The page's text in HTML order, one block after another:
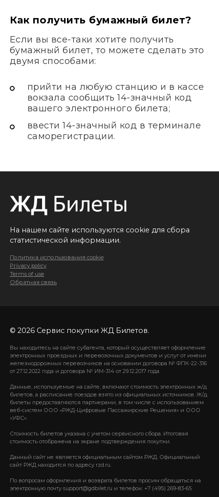
Как получить бумажный билет?
Если вы все-таки хотите получить
бумажный билет, то можете сделать это
двумя способами:
прийти на любую станцию и в кассе
вокзала сообщить 14-значный код
вашего электронного билета;
ввести 14-значный код в терминале
саморегистрации.
На нашем сайте используются cookie для сбора
статистической информации.
Политика использования cookie
Privacy policy
Terms of use
Обратная связь
© 2026 Сервис покупки ЖД Билетов.
Вы находитесь на сайте субагента, который осуществляет оформление
электронных проездных и перевозочных документов и услуг от имени
железнодорожных перевозчиков на основании договора № ФПК-22-316
от 27.12.2022 года и договора № ИМ-314 от 29.12.2017 года.
Данные, используемые на сайте, включают стоимость электронных ж/д
билетов, а расписание поездов взято из официальных источников. Ж/д
билеты предоставляются партнерами, в том числе с использованием
веб-систем ООО «РЖД-Цифровые Пассажирские Решения» и ООО
«УФС».
Стоимость билетов указана с учетом сервисного сбора. Итоговая
стоимость отображена на экране подтверждения покупки.
Данный сайт не является официальным сайтом РЖД. Официальный
сайт РЖД находится по адресу rzd.ru.
По вопросам оформления и возврата билетов просим обращаться на
электронную почту support@gdbilet.ru и телефон: +7 (495) 269-83-65